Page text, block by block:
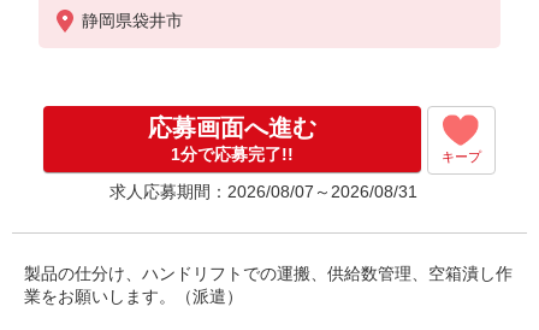
月収例：211575円以上可能（月収例）（残業・休日
出勤手当て等が含まれています）
静岡県袋井市
応募画面へ進む
1分で応募完了!! キープ
求人応募期間：2026/08/07～2026/08/31
製品の仕分け、ハンドリフトでの運搬、供給数管理、空箱潰し作
業をお願いします。（派遣）